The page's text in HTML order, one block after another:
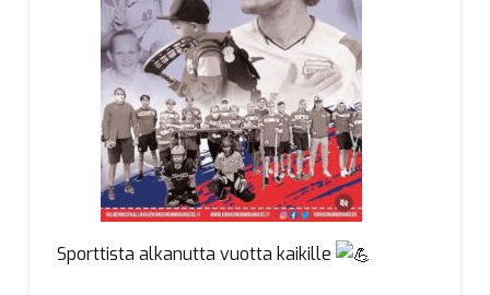
Sporttista alkanutta vuotta kaikille